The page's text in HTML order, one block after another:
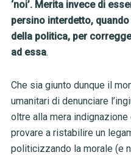
‘noi’. Merita invece di
persino interdetto,
della politica,per
ad essa.
Che sia giunto dunque il
umanitari di denunciare
oltre alla mera
provare a ristabilire un
politicizzando la morale (e